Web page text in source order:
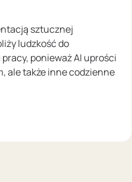
sztucznej
ludzkość do
ponieważ AI uprości
ale także inne codzienne